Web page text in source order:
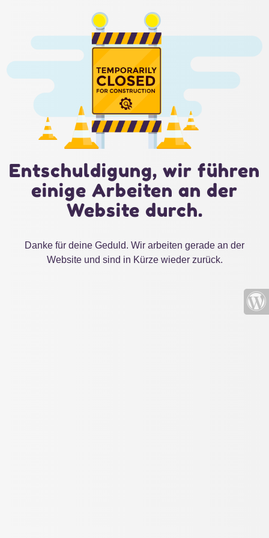
Entschuldigung, wir führen
einige Arbeiten an der
Website durch.
Danke für deine Geduld. Wir arbeiten gerade an der
Website und sind in Kürze wieder zurück.